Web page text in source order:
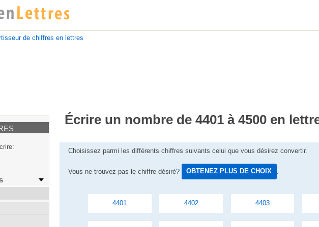
de chiffres en lettres
Écrire un nombre de 4401 à 4500 en
Choisissez parmi les différents chiffres suivants celui que vous désirez convertir.
Vous ne trouvez pas le chiffre désiré? OBTENEZ PLUS DE CHOIX
4401 4402 4403